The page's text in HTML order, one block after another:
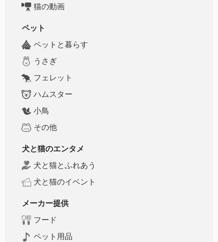
猫の動画
ペット
ペットと暮らす
うさぎ
フェレット
ハムスター
小鳥
その他
犬と猫のエンタメ
犬と猫とふれあう
犬と猫のイベント
メーカー提供
フード
ペット用品